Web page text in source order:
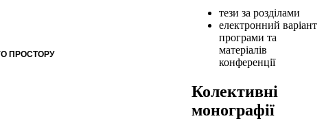
ПРОСТОРУ
тези за розділами
електронний варіант
програми та
матеріалів
конференції
Колективні
монографії